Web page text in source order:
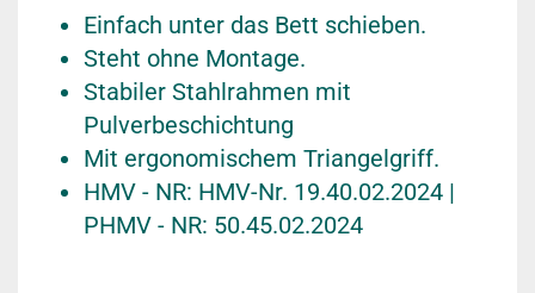
Einfach unter das Bett schieben.
Steht ohne Montage.
Stabiler Stahlrahmen mit
Pulverbeschichtung
Mit ergonomischem Triangelgriff.
HMV - NR: HMV-Nr. 19.40.02.2024 |
PHMV - NR: 50.45.02.2024